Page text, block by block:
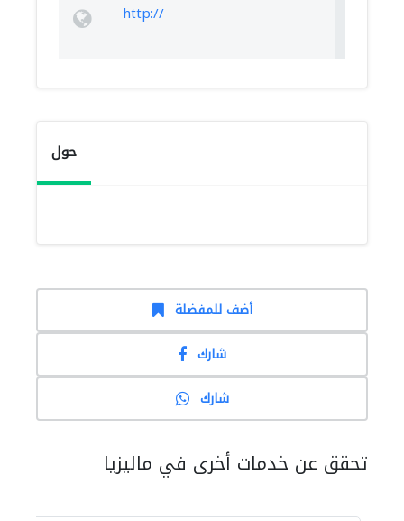
http://
حول
أضف للمفضلة
شارك
شارك
تحقق عن خدمات أخرى في ماليزيا